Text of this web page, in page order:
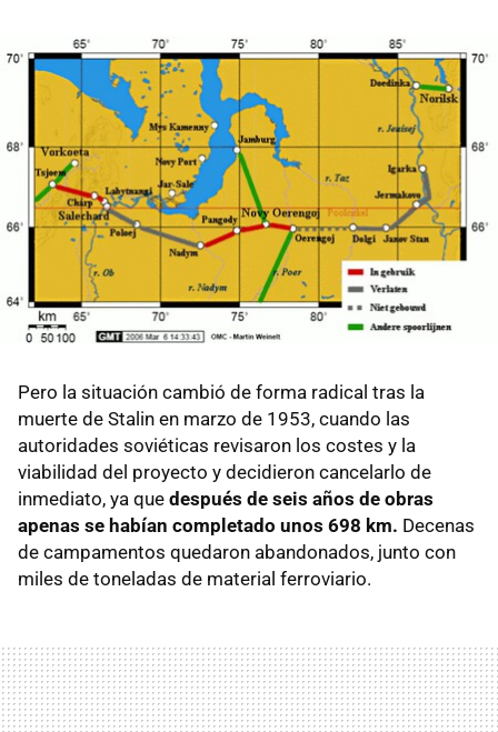
Pero la situación cambió de forma radical tras la
muerte de Stalin en marzo de 1953, cuando las
autoridades soviéticas revisaron los costes y la
viabilidad del proyecto y decidieron cancelarlo de
inmediato, ya que después de seis años de obras
apenas se habían completado unos 698 km. Decenas
de campamentos quedaron abandonados, junto con
miles de toneladas de material ferroviario.